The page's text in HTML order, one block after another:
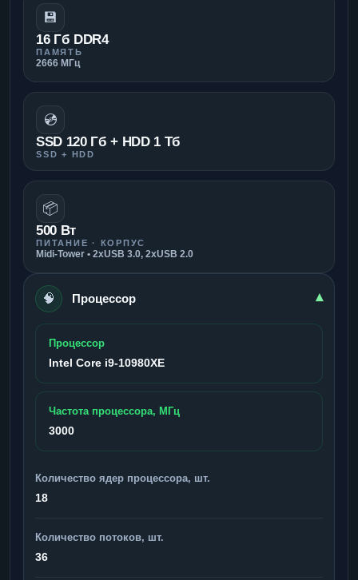
💾
16 Гб DDR4
ПАМЯТЬ
2666 МГц
💿
SSD 120 Гб + HDD 1 Тб
SSD + HDD
📦
500 Вт
ПИТАНИЕ · КОРПУС
Midi-Tower • 2xUSB 3.0, 2xUSB 2.0
🧠 Процессор ▾
Процессор
Intel Core i9-10980XE
Частота процессора, МГц
3000
Количество ядер процессора, шт.
18
Количество потоков, шт.
36